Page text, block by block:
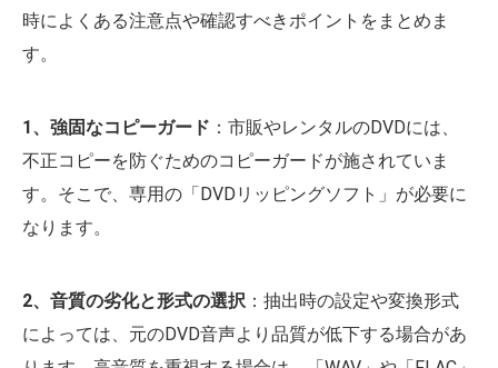
時によくある注意点や確認すべきポイントをまとめま
す。
1、強固なコピーガード ：市販やレンタルのDVDには、
不正コピーを防ぐためのコピーガードが施されていま
す。そこで、専用の「DVDリッピングソフト」が必要に
なります。
2、音質の劣化と形式の選択 ：抽出時の設定や変換形式
によっては、元のDVD音声より品質が低下する場合があ